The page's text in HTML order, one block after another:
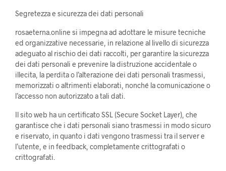
Segretezza e sicurezza dei dati personali
rosaeterna.online si impegna ad adottare le misure tecniche
ed organizzative necessarie, in relazione al livello di sicurezza
adeguato al rischio dei dati raccolti, per garantire la sicurezza
dei dati personali e prevenire la distruzione accidentale o
illecita, la perdita o l’alterazione dei dati personali trasmessi,
memorizzati o altrimenti elaborati, nonché la comunicazione o
l’accesso non autorizzato a tali dati.
Il sito web ha un certificato SSL (Secure Socket Layer), che
garantisce che i dati personali siano trasmessi in modo sicuro
e riservato, in quanto i dati vengono trasmessi tra il server e
l’utente, e in feedback, completamente crittografati o
crittografati.